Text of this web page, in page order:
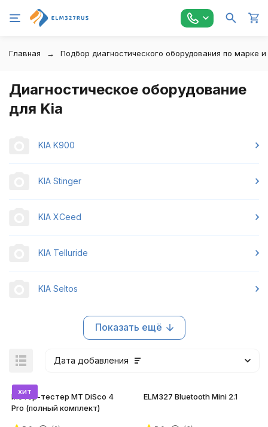
Главная Подбор диагностического оборудования по марке
Диагностическое оборудование
для Kia
KIA K900
KIA Stinger
KIA XCeed
KIA Telluride
KIA Seltos
Показать ещё
Дата добавления
хит
Мотор-тестер MT DiSco 4
Pro (полный комплект)
ELM327 Bluetooth Mini 2.1